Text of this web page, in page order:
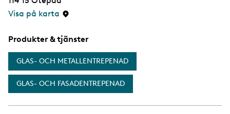
iVisa på karta
Produkter & tjänster
GLAS- OCH METALLENTREPENAD
GLAS- OCH FASADENTREPENAD